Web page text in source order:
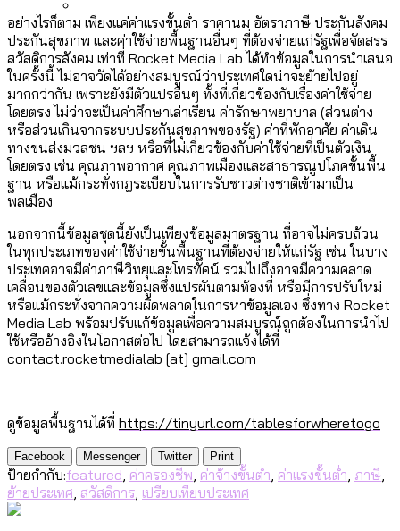
Bangkok Index 2025 : อันดับความน่าอยู่
ของ 50 เขตในกรุงเทพฯ
สวนสาธารณะและพื้นที่สีเขียวใน กทม.
[ข้อมูลดิบ]
อย่างไรก็ตาม เพียงแค่ค่าแรงขั้นต่ำ ราคานม อัตราภาษี ประกันสังคม
ประกันสุขภาพ และค่าใช้จ่ายพื้นฐานอื่นๆ ที่ต้องจ่ายแก่รัฐเพื่อจัดสรร
สวัสดิการสังคม เท่าที่ Rocket Media Lab ได้ทำข้อมูลในการนำเสนอ
ในครั้งนี้ ไม่อาจวัดได้อย่างสมบูรณ์ว่าประเทศใดน่าจะย้ายไปอยู่
มากกว่ากัน เพราะยังมีตัวแปรอื่นๆ ทั้งที่เกี่ยวข้องกับเรื่องค่าใช้จ่าย
โดยตรง ไม่ว่าจะเป็นค่าศึกษาเล่าเรียน ค่ารักษาพยาบาล (ส่วนต่าง
หรือส่วนเกินจากระบบประกันสุขภาพของรัฐ) ค่าที่พักอาศัย ค่าเดิน
ทางขนส่งมวลชน ฯลฯ หรือที่ไม่เกี่ยวข้องกับค่าใช้จ่ายที่เป็นตัวเงิน
โดยตรง เช่น คุณภาพอากาศ คุณภาพเมืองและสาธารณูปโภคขั้นพื้น
ฐาน หรือแม้กระทั่งกฎระเบียบในการรับชาวต่างชาติเข้ามาเป็น
พลเมือง
นอกจากนี้ข้อมูลชุดนี้ยังเป็นเพียงข้อมูลมาตรฐาน ที่อาจไม่ครบถ้วน
ในทุกประเภทของค่าใช้จ่ายขั้นพื้นฐานที่ต้องจ่ายให้แก่รัฐ เช่น ในบาง
ประเทศอาจมีค่าภาษีวิทยุและโทรทัศน์ รวมไปถึงอาจมีความคลาด
เคลื่อนของตัวเลขและข้อมูลซึ่งแปรผันตามท้องที่ หรือมีการปรับใหม่
หรือแม้กระทั่งจากความผิดพลาดในการหาข้อมูลเอง ซึ่งทาง Rocket
Media Lab พร้อมปรับแก้ข้อมูลเพื่อความสมบูรณ์ถูกต้องในการนำไป
ใช้หรืออ้างอิงในโอกาสต่อไป โดยสามารถแจ้งได้ที่
contact.rocketmedialab [at] gmail.com
ดูข้อมูลพื้นฐานได้ที่ https://tinyurl.com/tablesforwheretogo
Facebook Messenger Twitter Print
ป้ายกำกับ:featured ค่าครองชีพ ค่าจ้างขั้นต่ำ ค่าแรงขั้นต่ำ ภาษี
ย้ายประเทศ สวัสดิการ เปรียบเทียบประเทศ